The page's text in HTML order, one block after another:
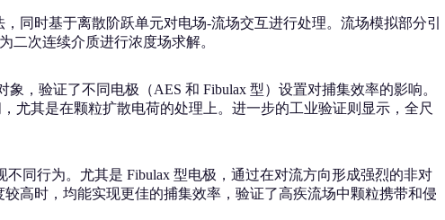
同时基于离散阶跃单元对电场-流场交互进行处理。流场模拟部分引
二次连续介质进行浓度场求解。
，验证了不同电极（AES 和 Fibulax 型）设置对捕集效率的影响。
尤其是在颗粒扩散电荷的处理上。进一步的工业验证则显示，全尺
同行为。尤其是 Fibulax 型电极，通过在对流方向形成强烈的非对
高时，均能实现更佳的捕集效率，验证了高疾流场中颗粒携带和侵